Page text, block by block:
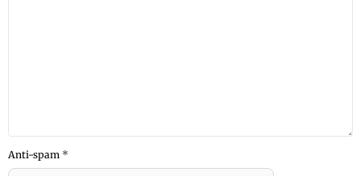
Anti-spam